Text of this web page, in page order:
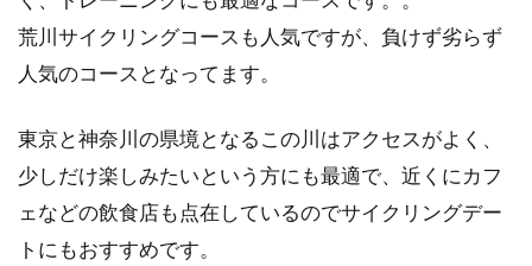
サスペンションとは、地面からの衝撃を吸収し
てくれる装置で、一昔前は高級というイメージ
がありました。...
ホイールパーツのハブをメンテナン
ス！自転車を点検しよう！
荒川サイクリングコースも人気ですが、負けず劣らず
人気のコースとなってます。
東京と神奈川の県境となるこの川はアクセスがよく、
少しだけ楽しみたいという方にも最適で、近くにカフ
ェなどの飲食店も点在しているのでサイクリングデー
トにもおすすめです。